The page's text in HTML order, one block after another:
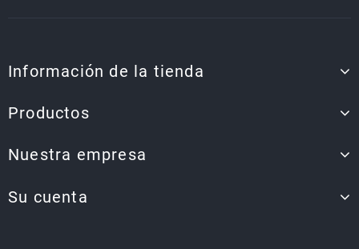
Información de la tienda
Productos
Nuestra empresa
Su cuenta